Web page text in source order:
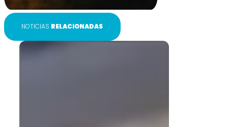
NOTICIAS RELACIONADAS